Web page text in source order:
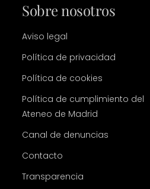
Sobre nosotros
Aviso legal
Política de privacidad
Política de cookies
Política de cumplimiento del
Ateneo de Madrid
Canal de denuncias
Contacto
Transparencia